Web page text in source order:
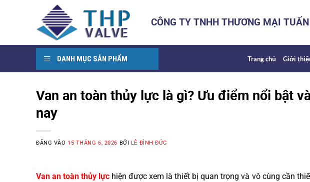
dung
CÔNG TY TNHH THƯƠNG MẠI
DANH MỤC SẢN PHẨM Trang chủ Giới
Van an toàn thủy lực là gì? Ưu điểm nổi bật
nay
ĐĂNG VÀO 15 THÁNG 6, 2026 BỞI LÊ ĐÌNH ĐỨC
Van an toàn thủy lực hiện được xem là thiết bị quan trọng và vô cùng cần